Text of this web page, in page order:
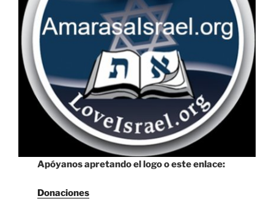
Apóyanos apretando el logo o este enlace:
Donaciones